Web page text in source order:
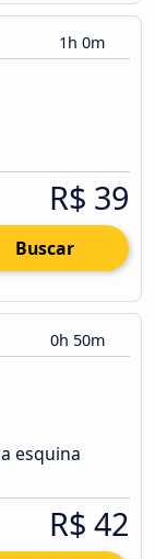
1h 0m
R$ 39
Buscar
0h 50m
esquina
R$ 42